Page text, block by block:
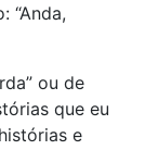
“Anda,
ou de
que eu
e